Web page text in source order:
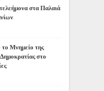
στα Παλαιά
Μνημείο της
στο